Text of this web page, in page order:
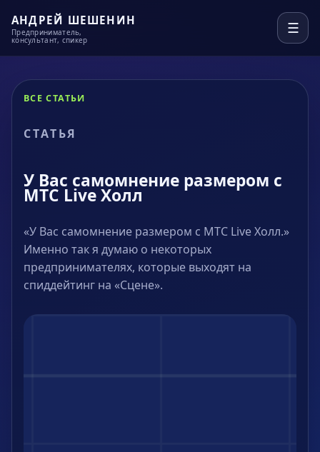
АНДРЕЙ ШЕШЕНИН
Предприниматель,
консультант, спикер
☰
ВСЕ СТАТЬИ
СТАТЬЯ
У Вас самомнение размером с
МТС Live Холл
«У Вас самомнение размером с МТС Live Холл.»
Именно так я думаю о некоторых
предпринимателях, которые выходят на
спиддейтинг на «Сцене».